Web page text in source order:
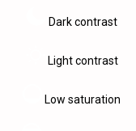
Dark contrast
Light contrast
Low saturation